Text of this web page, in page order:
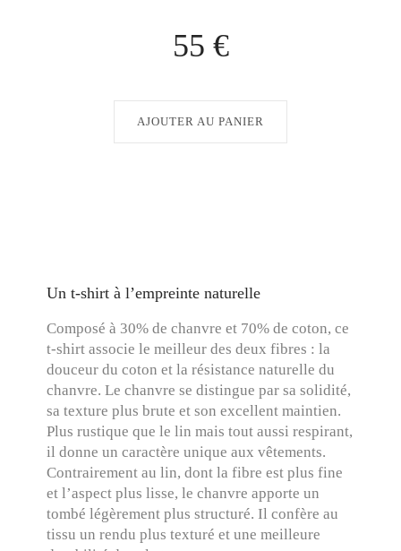
55 €
AJOUTER AU PANIER
Un t-shirt à l’empreinte naturelle
Composé à 30% de chanvre et 70% de coton, ce
t-shirt associe le meilleur des deux fibres : la
douceur du coton et la résistance naturelle du
chanvre. Le chanvre se distingue par sa solidité,
sa texture plus brute et son excellent maintien.
Plus rustique que le lin mais tout aussi respirant,
il donne un caractère unique aux vêtements.
Contrairement au lin, dont la fibre est plus fine
et l’aspect plus lisse, le chanvre apporte un
tombé légèrement plus structuré. Il confère au
tissu un rendu plus texturé et une meilleure